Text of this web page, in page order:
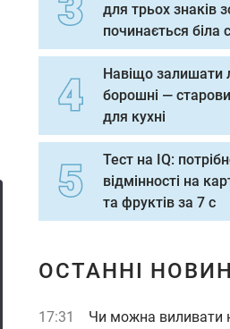
для трьох знаків
починається біла
Навіщо залишати
борошні —
для кухні
Тест на IQ:
відмінності на
та фруктів за 7 с
ОСТАННІ
17:31
Чи можна виливати